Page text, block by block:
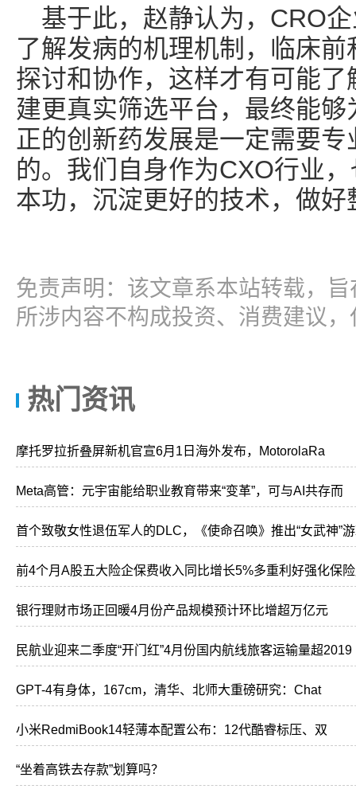
基于此，赵静认为，CRO
了解发病的机理机制，临床
探讨和协作，这样才有可能
建更真实筛选平台，最终能
正的创新药发展是一定需要
的。我们自身作为CXO行业
本功，沉淀更好的技术，做好
免责声明：该文章系本站转载，
所涉内容不构成投资、消费建议
热门资讯
摩托罗拉折叠屏新机官宣6月1日海外发布，MotorolaRa
Meta高管：元宇宙能给职业教育带来“变革”，可与AI共存而
首个致敬女性退伍军人的DLC，《使命召唤》推出“女武神”
前4个月A股五大险企保费收入同比增长5%多重利好强化保
银行理财市场正回暖4月份产品规模预计环比增超万亿元
民航业迎来二季度“开门红”4月份国内航线旅客运输量超2019
GPT-4有身体，167cm，清华、北师大重磅研究：Chat
小米RedmiBook14轻薄本配置公布：12代酷睿标压、双
“坐着高铁去存款”划算吗？